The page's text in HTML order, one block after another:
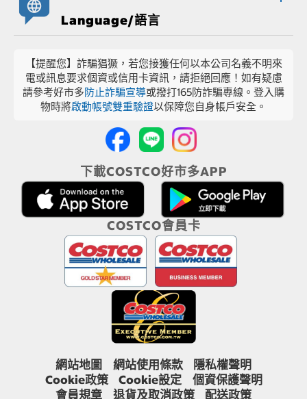
Language/語言
【提醒您】詐騙猖獗，若您接獲任何以本公司名義不明來
電或訊息要求個資或信用卡資訊，請拒絕回應！如有疑慮
請參考好市多防止詐騙宣導或撥打165防詐騙專線。登入購
物時將啟動帳號雙重驗證以保障您自身帳戶安全。
下載COSTCO好市多APP
COSTCO會員卡
網站地圖 網站使用條款
隱私權聲明
Cookie政策
Cookie設定
個資保護聲明
會員規章
退貨及取消政策 配送政策